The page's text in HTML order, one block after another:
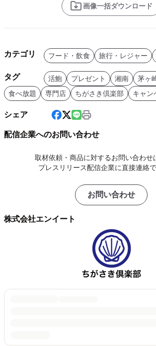
画像一括ダウンロード
カテゴリ フード・飲食 旅行・レジャー
タグ 活鮑 プレゼント 湘南 茅ヶ
食べ放題
専門店 ちがさき倶楽部 キャン
シェア
配信企業へのお問い合わせ
取材依頼・商品に対するお問い合わせ
プレスリリース配信企業に直接連絡で
お問い合わせ
株式会社エンイート